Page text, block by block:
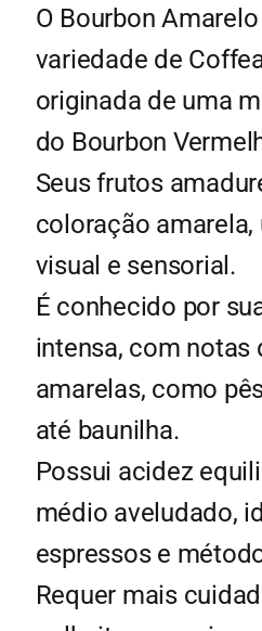
O Bourbon
variedade de
originada de uma
do Bourbon
Seus frutos
coloração amarela,
visual e sensorial.
É conhecido por
intensa, com notas
amarelas, como
até baunilha.
Possui acidez
médio aveludado,
espressos e
Requer mais